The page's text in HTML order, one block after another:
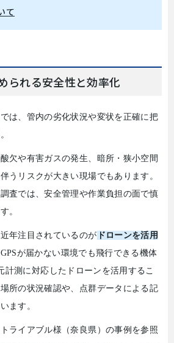
て
られる安全性と効率化
は、管内の劣化状況や変状を正確に把
欠や有害ガスの発生、暗所・狭小空間
うリスクが大きい現場でもあります。
査では、安全管理や作業負担の面で慎
。
年注目されているのが ドローンを活用
GPSが届かない環境でも飛行できる機体
計測に対応したドローンを活用するこ
所の状況確認や、点群データによる記
ます。
ライアブル様（奈良県）の事例を参照